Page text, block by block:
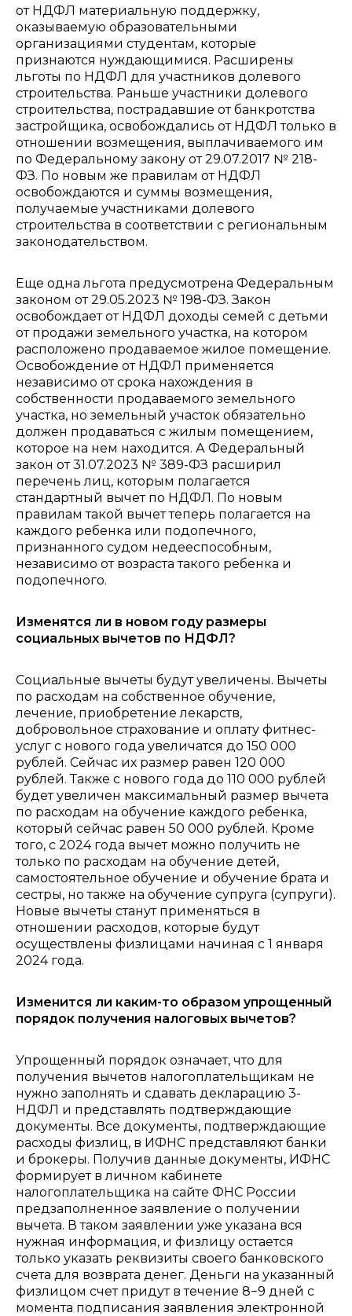
от НДФЛ материальную поддержку,
оказываемую образовательными
организациями студентам, которые
признаются нуждающимися. Расширены
льготы по НДФЛ для участников долевого
строительства. Раньше участники долевого
строительства, пострадавшие от банкротства
застройщика, освобождались от НДФЛ только в
отношении возмещения, выплачиваемого им
по Федеральному закону от 29.07.2017 № 218-
ФЗ. По новым же правилам от НДФЛ
освобождаются и суммы возмещения,
получаемые участниками долевого
строительства в соответствии с региональным
законодательством.
Еще одна льгота предусмотрена Федеральным
законом от 29.05.2023 № 198-ФЗ. Закон
освобождает от НДФЛ доходы семей с детьми
от продажи земельного участка, на котором
расположено продаваемое жилое помещение.
Освобождение от НДФЛ применяется
независимо от срока нахождения в
собственности продаваемого земельного
участка, но земельный участок обязательно
должен продаваться с жилым помещением,
которое на нем находится. А Федеральный
закон от 31.07.2023 № 389-ФЗ расширил
перечень лиц, которым полагается
стандартный вычет по НДФЛ. По новым
правилам такой вычет теперь полагается на
каждого ребенка или подопечного,
признанного судом недееспособным,
независимо от возраста такого ребенка и
подопечного.
Изменятся ли в новом году размеры
социальных вычетов по НДФЛ?
Социальные вычеты будут увеличены. Вычеты
по расходам на собственное обучение,
лечение, приобретение лекарств,
добровольное страхование и оплату фитнес-
услуг с нового года увеличатся до 150 000
рублей. Сейчас их размер равен 120 000
рублей.Также с нового года до 110 000 рублей
будет увеличен максимальный размер вычета
по расходам на обучение каждого ребенка,
который сейчас равен 50 000 рублей. Кроме
того, с 2024 года вычет можно получить не
только по расходам на обучение детей,
самостоятельное обучение и обучение брата и
сестры, но также на обучение супруга (супруги).
Новые вычеты станут применяться в
отношении расходов, которые будут
осуществлены физлицами начиная с 1 января
2024 года.
Изменится ли каким-то образом упрощенный
порядок получения налоговых вычетов?
Упрощенный порядок означает, что для
получения вычетов налогоплательщикам не
нужно заполнять и сдавать декларацию 3-
НДФЛ и представлять подтверждающие
документы. Все документы, подтверждающие
расходы физлиц, в ИФНС представляют банки
и брокеры. Получив данные документы, ИФНС
формирует в личном кабинете
налогоплательщика на сайте ФНС России
предзаполненное заявление о получении
вычета. В таком заявлении уже указана вся
нужная информация, и физлицу остается
только указать реквизиты своего банковского
счета для возврата денег. Деньги на указанный
физлицом счет придут в течение 8−9 дней с
момента подписания заявления электронной